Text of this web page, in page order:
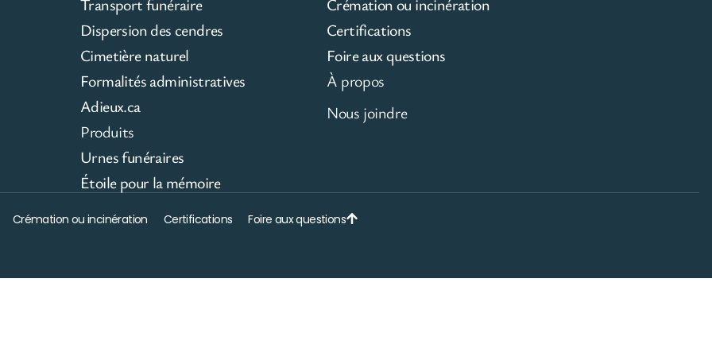
Transport funéraire
Dispersion des cendres
Cimetière naturel
Formalités administratives
Adieux.ca
Produits
Urnes funéraires
Étoile pour la mémoire
Crémation ou incinération
Certifications
Foire aux questions
À propos
Nous joindre
Crémation ou incinération Certifications Foire aux questions